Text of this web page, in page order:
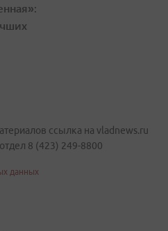
ссылка на vladnews.ru
8 (423) 249-8800
данных